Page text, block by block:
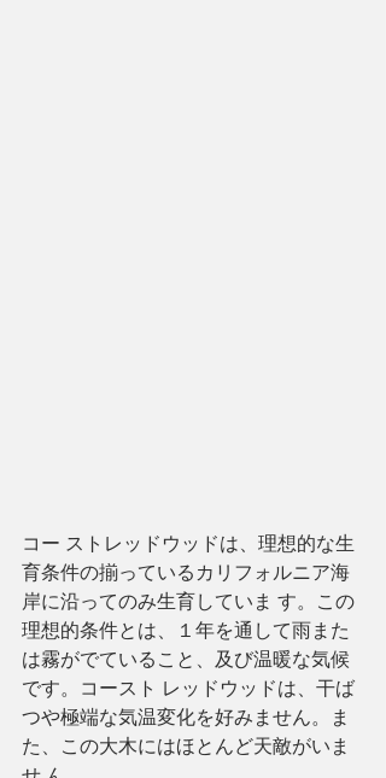
コー ストレッドウッドは、理想的な生
育条件の揃っているカリフォルニア海
岸に沿ってのみ生育していま す。この
理想的条件とは、１年を通して雨また
は霧がでていること、及び温暖な気候
です。コースト レッドウッドは、干ば
つや極端な気温変化を好みません。ま
た、この大木にはほとんど天敵がいま